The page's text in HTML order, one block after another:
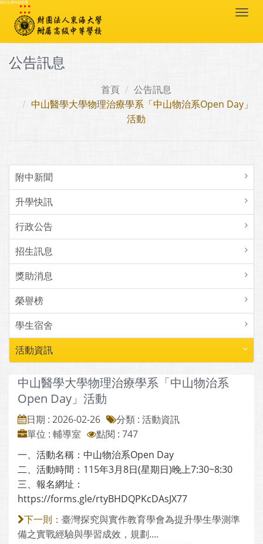
跳到主要內容區塊
:::
公告訊息
首頁
公告訊息
中山醫學大學物理治療學系「中山物治系Open Day」
活動
附中新聞
升學快訊
行政公告
招生訊息
獎助消息
榮譽榜
學生宿舍
活動資訊
中山醫學大學物理治療學系「中山物治系
Open Day」活動
日期 : 2026-02-26
分類 : 活動資訊
單位 : 輔導室
點閱 : 747
一、活動名稱：中山物治系Open Day
二、活動時間：115年3月8日(星期日)晚上7:30~8:30
三、報名網址：
https://forms.gle/rtyBHDQPKcDAsJX77
下一則： 臺灣探究與實作教育學會為提升學生學測準
備之實戰經驗與學習成效，規劃....